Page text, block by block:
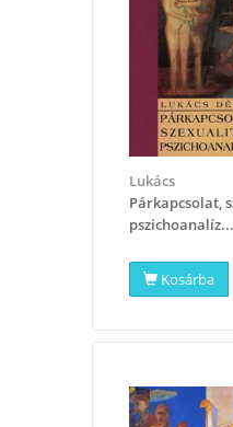
Lukács
Párkapcsolat,
pszichoanalíz...
Kosárba